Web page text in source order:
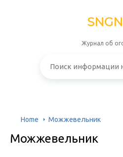
Журнал об
Home Можжевельник
Можжевельник